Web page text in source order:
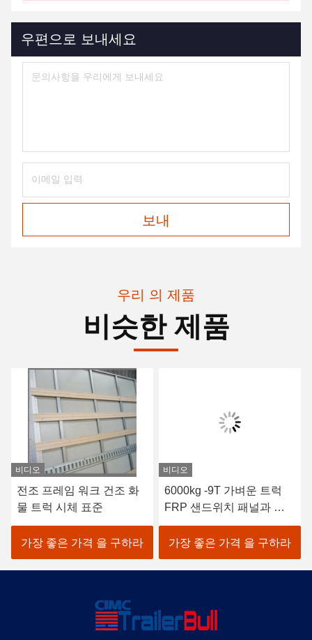
우편으로 보내세요
보내
우리 의 제품
비슷한 제품
비디오
6000kg -9T 가벼운 트럭
FRP 샌드위치 패널과 냉
각 및 단열 트럭 상자
가장 좋은 가격 을 구하라
비디오
500kg의 가벼운 트럭 -1T
FRP PU 샌드위치 패널과
냉각 및 고립 트럭 박스
가장 좋은 가격 을 구하라